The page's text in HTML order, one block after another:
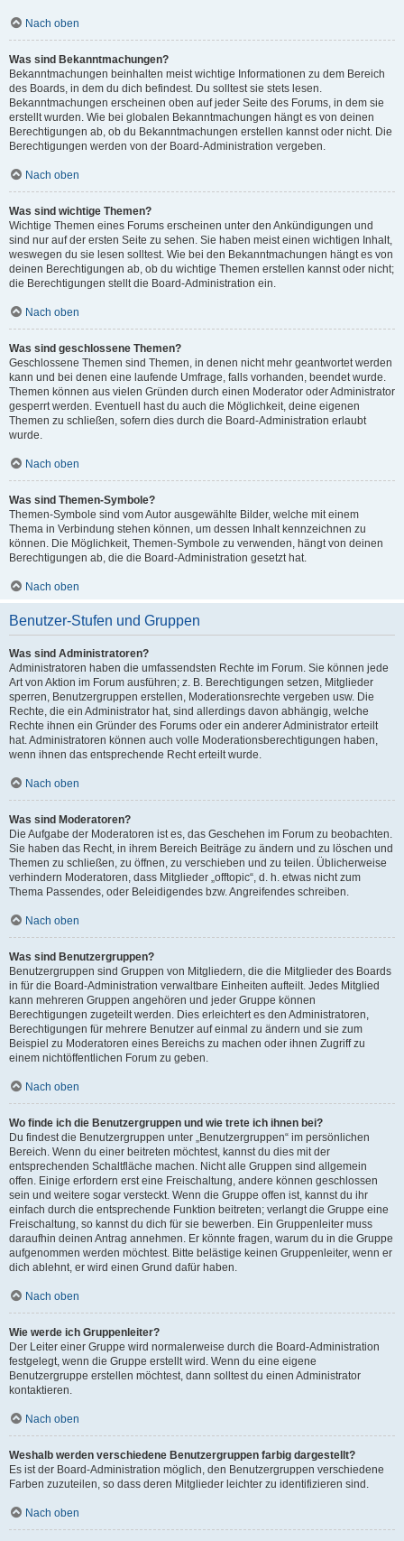
Nach oben
Was sind Bekanntmachungen?
Bekanntmachungen beinhalten meist wichtige Informationen zu dem Bereich
des Boards, in dem du dich befindest. Du solltest sie stets lesen.
Bekanntmachungen erscheinen oben auf jeder Seite des Forums, in dem sie
erstellt wurden. Wie bei globalen Bekanntmachungen hängt es von deinen
Berechtigungen ab, ob du Bekanntmachungen erstellen kannst oder nicht. Die
Berechtigungen werden von der Board-Administration vergeben.
Nach oben
Was sind wichtige Themen?
Wichtige Themen eines Forums erscheinen unter den Ankündigungen und
sind nur auf der ersten Seite zu sehen. Sie haben meist einen wichtigen Inhalt,
weswegen du sie lesen solltest. Wie bei den Bekanntmachungen hängt es von
deinen Berechtigungen ab, ob du wichtige Themen erstellen kannst oder nicht;
die Berechtigungen stellt die Board-Administration ein.
Nach oben
Was sind geschlossene Themen?
Geschlossene Themen sind Themen, in denen nicht mehr geantwortet werden
kann und bei denen eine laufende Umfrage, falls vorhanden, beendet wurde.
Themen können aus vielen Gründen durch einen Moderator oder Administrator
gesperrt werden. Eventuell hast du auch die Möglichkeit, deine eigenen
Themen zu schließen, sofern dies durch die Board-Administration erlaubt
wurde.
Nach oben
Was sind Themen-Symbole?
Themen-Symbole sind vom Autor ausgewählte Bilder, welche mit einem
Thema in Verbindung stehen können, um dessen Inhalt kennzeichnen zu
können. Die Möglichkeit, Themen-Symbole zu verwenden, hängt von deinen
Berechtigungen ab, die die Board-Administration gesetzt hat.
Nach oben
Benutzer-Stufen und Gruppen
Was sind Administratoren?
Administratoren haben die umfassendsten Rechte im Forum. Sie können jede
Art von Aktion im Forum ausführen; z. B. Berechtigungen setzen, Mitglieder
sperren, Benutzergruppen erstellen, Moderationsrechte vergeben usw. Die
Rechte, die ein Administrator hat, sind allerdings davon abhängig, welche
Rechte ihnen ein Gründer des Forums oder ein anderer Administrator erteilt
hat. Administratoren können auch volle Moderationsberechtigungen haben,
wenn ihnen das entsprechende Recht erteilt wurde.
Nach oben
Was sind Moderatoren?
Die Aufgabe der Moderatoren ist es, das Geschehen im Forum zu beobachten.
Sie haben das Recht, in ihrem Bereich Beiträge zu ändern und zu löschen und
Themen zu schließen, zu öffnen, zu verschieben und zu teilen. Üblicherweise
verhindern Moderatoren, dass Mitglieder „offtopic“, d. h. etwas nicht zum
Thema Passendes, oder Beleidigendes bzw. Angreifendes schreiben.
Nach oben
Was sind Benutzergruppen?
Benutzergruppen sind Gruppen von Mitgliedern, die die Mitglieder des Boards
in für die Board-Administration verwaltbare Einheiten aufteilt. Jedes Mitglied
kann mehreren Gruppen angehören und jeder Gruppe können
Berechtigungen zugeteilt werden. Dies erleichtert es den Administratoren,
Berechtigungen für mehrere Benutzer auf einmal zu ändern und sie zum
Beispiel zu Moderatoren eines Bereichs zu machen oder ihnen Zugriff zu
einem nichtöffentlichen Forum zu geben.
Nach oben
Wo finde ich die Benutzergruppen und wie trete ich ihnen bei?
Du findest die Benutzergruppen unter „Benutzergruppen“ im persönlichen
Bereich. Wenn du einer beitreten möchtest, kannst du dies mit der
entsprechenden Schaltfläche machen. Nicht alle Gruppen sind allgemein
offen. Einige erfordern erst eine Freischaltung, andere können geschlossen
sein und weitere sogar versteckt. Wenn die Gruppe offen ist, kannst du ihr
einfach durch die entsprechende Funktion beitreten; verlangt die Gruppe eine
Freischaltung, so kannst du dich für sie bewerben. Ein Gruppenleiter muss
daraufhin deinen Antrag annehmen. Er könnte fragen, warum du in die Gruppe
aufgenommen werden möchtest. Bitte belästige keinen Gruppenleiter, wenn er
dich ablehnt, er wird einen Grund dafür haben.
Nach oben
Wie werde ich Gruppenleiter?
Der Leiter einer Gruppe wird normalerweise durch die Board-Administration
festgelegt, wenn die Gruppe erstellt wird. Wenn du eine eigene
Benutzergruppe erstellen möchtest, dann solltest du einen Administrator
kontaktieren.
Nach oben
Weshalb werden verschiedene Benutzergruppen farbig dargestellt?
Es ist der Board-Administration möglich, den Benutzergruppen verschiedene
Farben zuzuteilen, so dass deren Mitglieder leichter zu identifizieren sind.
Nach oben